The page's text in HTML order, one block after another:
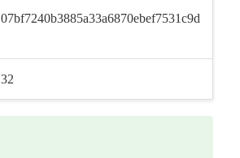
07bf7240b3885a33a6870ebef7531c9d
32